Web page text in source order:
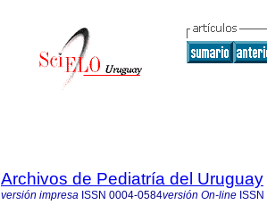
Archivos de Pediatría del Uruguay
versión impresa ISSN 0004-0584versión On-line ISSN